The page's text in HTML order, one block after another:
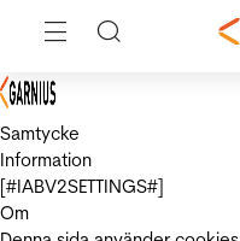
Samtycke
Information
[#IABV2SETTINGS#]
Om